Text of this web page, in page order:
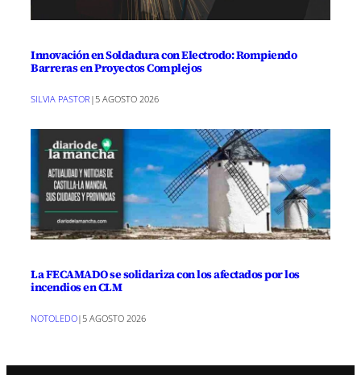
Innovación en Soldadura con Electrodo: Rompiendo
Barreras en Proyectos Complejos
SILVIA PASTOR |5 AGOSTO 2026
La FECAMADO se solidariza con los afectados por los
incendios en CLM
NOTOLEDO|5 AGOSTO 2026